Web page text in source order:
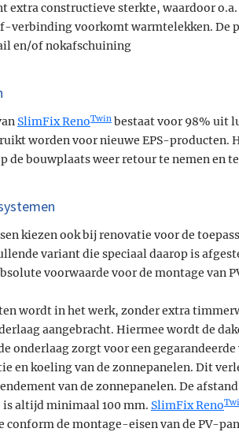
extra constructieve sterkte, waardoor
verbinding voorkomt warmtelekken. De
en/of nokafschuining
SlimFix RenoTwin bestaat voor 98% uit
worden voor nieuwe EPS-
de bouwplaats weer retour te nemen en
kiezen ook bij renovatie voor de
variant die speciaal daarop is
voorwaarde voor de montage van
wordt in het werk, zonder extra
aangebracht. Hiermee wordt de
onderlaag zorgt voor een
en koeling van de zonnepanelen. Dit
van de zonnepanelen. De
altijd minimaal 100 mm. SlimFix Reno
conform de montage-eisen van de PV-